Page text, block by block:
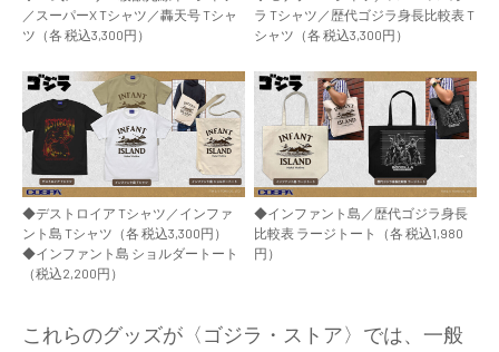
／スーパーX Tシャツ／轟天号 Tシャ
ツ（各 税込3,300円）
ラ Tシャツ／歴代ゴジラ身長比較表 T
シャツ（各 税込3,300円）
◆デストロイア Tシャツ／インファ
ント島 Tシャツ（各 税込3,300円）
◆インファント島 ショルダートート
（税込2,200円）
◆インファント島／歴代ゴジラ身長
比較表 ラージトート（各 税込1,980
円）
これらのグッズが〈ゴジラ・ストア〉では、一般